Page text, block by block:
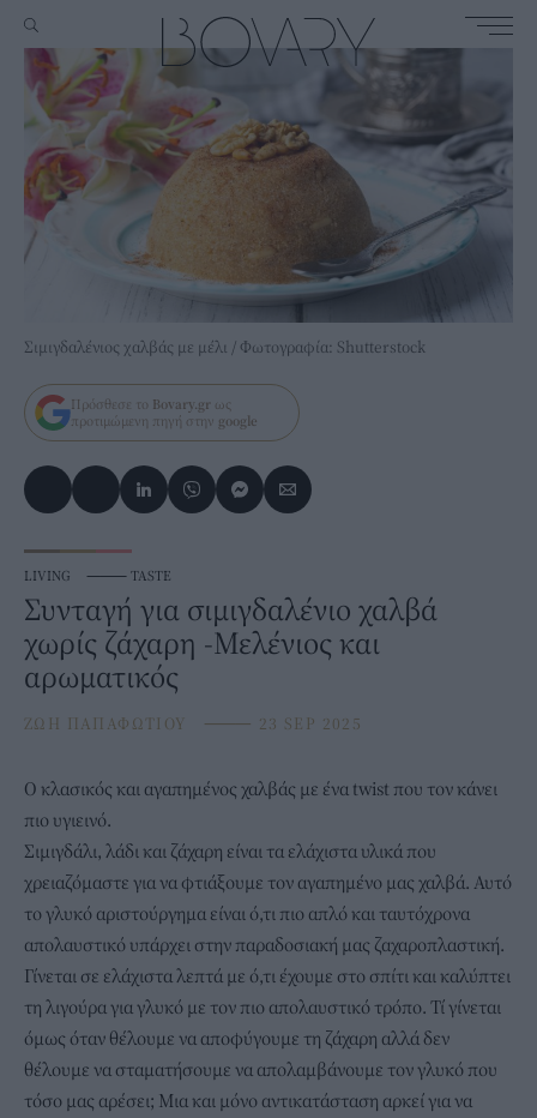
Σιμιγδαλένιος χαλβάς με μέλι / Φωτογραφία: Shutterstock
Πρόσθεσε το Bovary.gr ως
προτιμώμενη πηγή στην google
LIVING ⸻ TASTE
Συνταγή για σιμιγδαλένιο χαλβά
χωρίς ζάχαρη -Μελένιος και
αρωματικός
ΖΩΗ ΠΑΠΑΦΩΤΙΟΥ ⸻ 23 SEP 2025
Ο κλασικός και αγαπημένος χαλβάς με ένα twist που τον κάνει
πιο υγιεινό.
Σιμιγδάλι, λάδι και ζάχαρη είναι τα ελάχιστα υλικά που
χρειαζόμαστε για να φτιάξουμε τον αγαπημένο μας χαλβά. Αυτό
το γλυκό αριστούργημα είναι ό,τι πιο απλό και ταυτόχρονα
απολαυστικό υπάρχει στην παραδοσιακή μας ζαχαροπλαστική.
Γίνεται σε ελάχιστα λεπτά με ό,τι έχουμε στο σπίτι και καλύπτει
τη λιγούρα για γλυκό με τον πιο απολαυστικό τρόπο. Τί γίνεται
όμως όταν θέλουμε να αποφύγουμε τη ζάχαρη αλλά δεν
θέλουμε να σταματήσουμε να απολαμβάνουμε τον γλυκό που
τόσο μας αρέσει; Μια και μόνο αντικατάσταση αρκεί για να